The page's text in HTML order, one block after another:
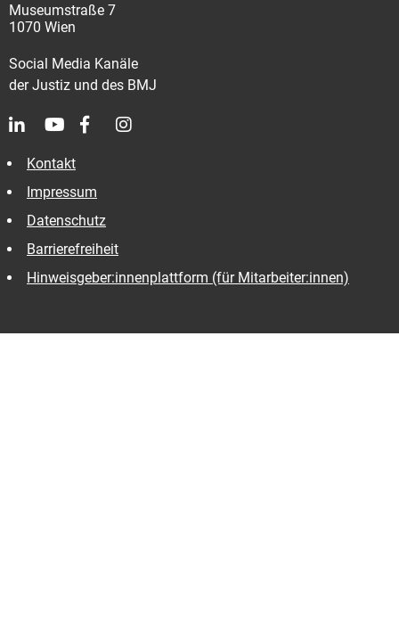
Museumstraße 7
1070 Wien
Social Media Kanäle
der Justiz und des BMJ
Kontakt
Impressum
Datenschutz
Barrierefreiheit
Hinweisgeber:innenplattform (für Mitarbeiter:innen)